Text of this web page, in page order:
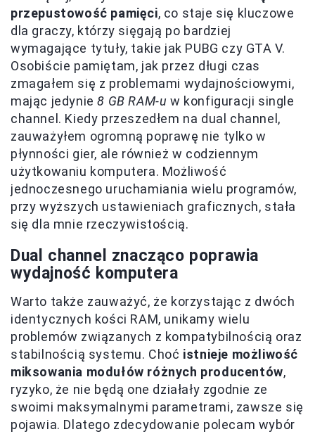
przepustowość pamięci, co staje się kluczowe
dla graczy, którzy sięgają po bardziej
wymagające tytuły, takie jak PUBG czy GTA V.
Osobiście pamiętam, jak przez długi czas
zmagałem się z problemami wydajnościowymi,
mając jedynie8 GB RAM-u w konfiguracji single
channel. Kiedy przeszedłem na dual channel,
zauważyłem ogromną poprawę nie tylko w
płynności gier, ale również w codziennym
użytkowaniu komputera. Możliwość
jednoczesnego uruchamiania wielu programów,
przy wyższych ustawieniach graficznych, stała
się dla mnie rzeczywistością.
Dual channel znacząco poprawia
wydajność komputera
Warto także zauważyć, że korzystając z dwóch
identycznych kości RAM, unikamy wielu
problemów związanych z kompatybilnością oraz
stabilnością systemu. Choć istnieje możliwość
miksowania modułów różnych producentów,
ryzyko, że nie będą one działały zgodnie ze
swoimi maksymalnymi parametrami, zawsze się
pojawia. Dlatego zdecydowanie polecam wybór